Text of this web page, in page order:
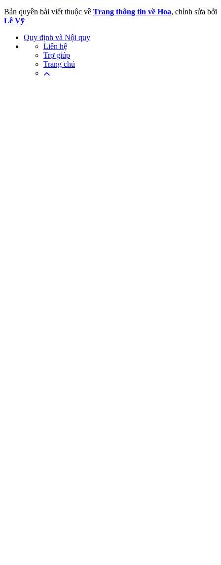
Bản quyền bài viết thuộc về Trang thông tin về Hoa, chỉnh sửa bởi
Lê Vỹ
Quy định và Nội quy
Liên hệ
Trợ giúp
Trang chủ